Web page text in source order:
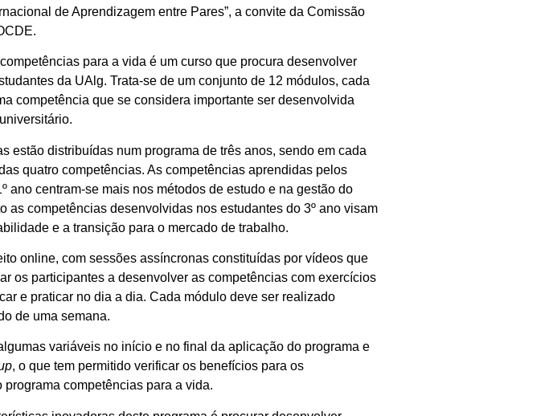
de Aprendizagem entre Pares”, a convite da Comissão
para a vida é um curso que procura desenvolver
da UAlg. Trata-se de um conjunto de 12 módulos, cada
competência que se considera importante ser desenvolvida
estão distribuídas num programa de três anos, sendo em cada
quatro competências. As competências aprendidas pelos
ano centram-se mais nos métodos de estudo e na gestão do
as competências desenvolvidas nos estudantes do 3º ano visam
e a transição para o mercado de trabalho.
online, com sessões assíncronas constituídas por vídeos que
os participantes a desenvolver as competências com exercícios
e praticar no dia a dia. Cada módulo deve ser realizado
de uma semana.
variáveis no início e no final da aplicação do programa e
, o que tem permitido verificar os benefícios para os
programa competências para a vida.